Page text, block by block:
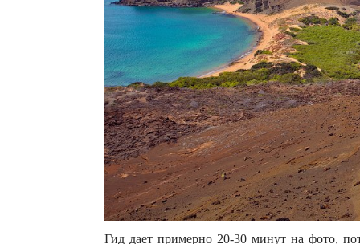
Гид дает примерно 20-30 минут на фото,